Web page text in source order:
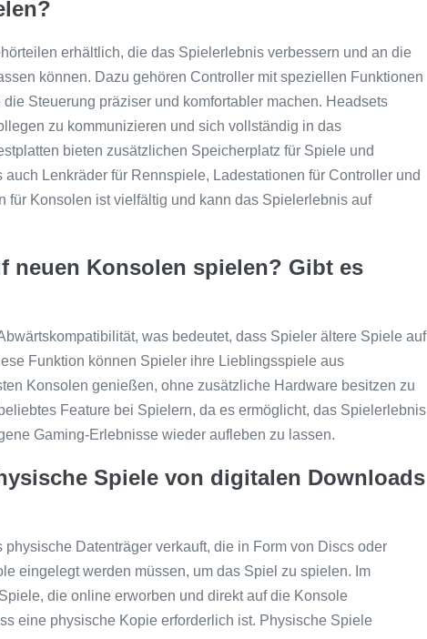
erhältlich, die das Spielerlebnis verbessern und an die
können. Dazu gehören Controller mit speziellen Funktionen
Steuerung präziser und komfortabler machen. Headsets
zu kommunizieren und sich vollständig in das
bieten zusätzlichen Speicherplatz für Spiele und
Lenkräder für Rennspiele, Ladestationen für Controller und
für Konsolen ist vielfältig und kann das Spielerlebnis auf
neuen Konsolen spielen? Gibt es
was bedeutet, dass Spieler ältere Spiele auf
Funktion können Spieler ihre Lieblingsspiele aus
Konsolen genießen, ohne zusätzliche Hardware besitzen zu
Feature bei Spielern, da es ermöglicht, das Spielerlebnis
Gaming-Erlebnisse wieder aufleben zu lassen.
Spiele von digitalen Downloads
Datenträger verkauft, die in Form von Discs oder
eingelegt werden müssen, um das Spiel zu spielen. Im
die online erworben und direkt auf die Konsole
eine physische Kopie erforderlich ist. Physische Spiele